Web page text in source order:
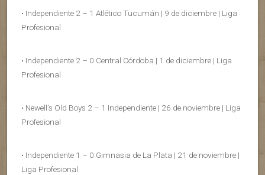
• Independiente 2 – 1 Atlético Tucumán | 9 de diciembre | Liga
Profesional
• Independiente 2 – 0 Central Córdoba | 1 de diciembre | Liga
Profesional
• Newell’s Old Boys 2 – 1 Independiente | 26 de noviembre | Liga
Profesional
• Independiente 1 – 0 Gimnasia de La Plata | 21 de noviembre |
Liga Profesional